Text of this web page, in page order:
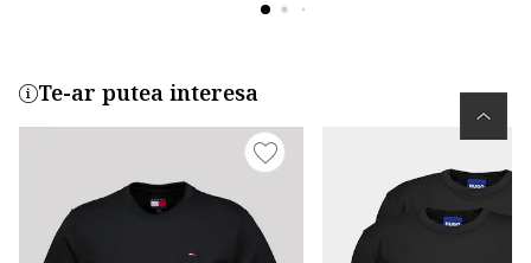
Te-ar putea interesa